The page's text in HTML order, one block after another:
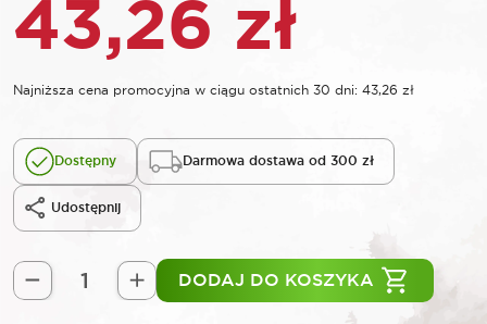
43,26 zł
Najniższa cena promocyjna w ciągu ostatnich 30 dni: 43,26 zł
Dostępny Darmowa dostawa od 300 zł
Udostępnij
ilość
DODAJ DO KOSZYKA